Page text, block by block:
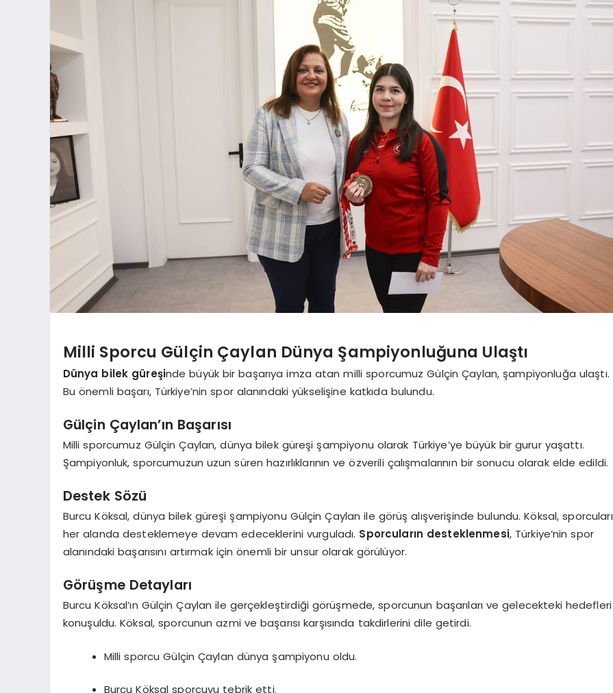
Milli Sporcu Gülçin Çaylan Dünya Şampiyonluğuna Ulaştı
Dünya bilek güreşinde büyük bir başarıya imza atan milli sporcumuz Gülçin Çaylan, şampiyonluğa ulaştı.
Bu önemli başarı, Türkiye’nin spor alanındaki yükselişine katkıda bulundu.
Gülçin Çaylan’ın Başarısı
Milli sporcumuz Gülçin Çaylan, dünya bilek güreşi şampiyonu olarak Türkiye’ye büyük bir gurur yaşattı.
Şampiyonluk, sporcumuzun uzun süren hazırlıklarının ve özverili çalışmalarının bir sonucu olarak elde edildi.
Destek Sözü
Burcu Köksal, dünya bilek güreşi şampiyonu Gülçin Çaylan ile görüş alışverişinde bulundu. Köksal, sporcuları
her alanda desteklemeye devam edeceklerini vurguladı. Sporcuların desteklenmesi, Türkiye’nin spor
alanındaki başarısını artırmak için önemli bir unsur olarak görülüyor.
Görüşme Detayları
Burcu Köksal’ın Gülçin Çaylan ile gerçekleştirdiği görüşmede, sporcunun başarıları ve gelecekteki hedefleri
konuşuldu. Köksal, sporcunun azmi ve başarısı karşısında takdirlerini dile getirdi.
Milli sporcu Gülçin Çaylan dünya şampiyonu oldu.
Burcu Köksal sporcuyu tebrik etti.